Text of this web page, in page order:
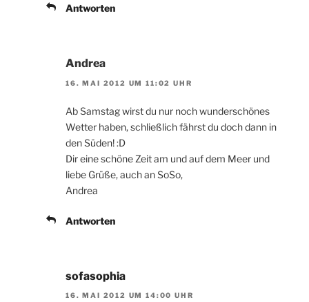
Antworten
Andrea
16. MAI 2012 UM 11:02 UHR
Ab Samstag wirst du nur noch wunderschönes
Wetter haben, schließlich fährst du doch dann in
den Süden! :D
Dir eine schöne Zeit am und auf dem Meer und
liebe Grüße, auch an SoSo,
Andrea
Antworten
sofasophia
16. MAI 2012 UM 14:00 UHR